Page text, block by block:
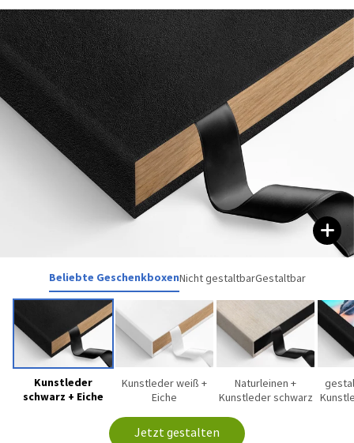
Beliebte GeschenkboxenNicht gestaltbarGestaltbar
Kunstleder
schwarz + Eiche
Kunstleder weiß +
Eiche
Naturleinen +
Kunstleder schwarz
Jetzt gestalten